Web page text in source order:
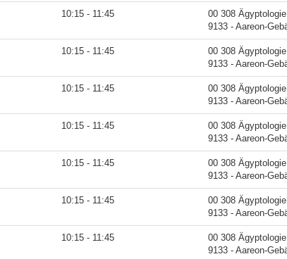
10:15 - 11:45
00 308 Ägyptologie
9133 - Aareon-
10:15 - 11:45
00 308 Ägyptologie
9133 - Aareon-
10:15 - 11:45
00 308 Ägyptologie
9133 - Aareon-
10:15 - 11:45
00 308 Ägyptologie
9133 - Aareon-
10:15 - 11:45
00 308 Ägyptologie
9133 - Aareon-
10:15 - 11:45
00 308 Ägyptologie
9133 - Aareon-
10:15 - 11:45
00 308 Ägyptologie
9133 - Aareon-